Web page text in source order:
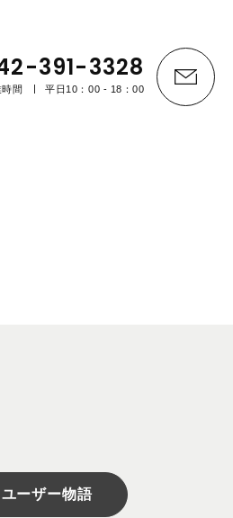
391-3328
間 平日10：00 - 18：00
ユーザー物語